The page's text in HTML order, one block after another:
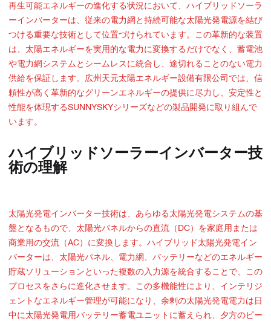
再生可能エネルギーの進化する状況において、ハイブリッドソーラ
ーインバーターは、従来の電力網と持続可能な太陽光発電源を結び
つける重要な技術として位置づけられています。この革新的な装置
は、太陽エネルギーを実用的な電力に変換するだけでなく、蓄電池
や電力網システムとシームレスに統合し、途切れることのない電力
供給を保証します。広州天元太陽エネルギー設備有限公司では、信
頼性が高く革新的なグリーンエネルギーの提供に尽力し、安定性と
性能を体現するSUNNYSKYシリーズなどの製品開発に取り組んで
います。
ハイブリッドソーラーインバーター技
術の理解
太陽光発電インバーター技術は、あらゆる太陽光発電システムの基
盤となるもので、太陽光パネルからの直流（DC）を家庭用または
商業用の交流（AC）に変換します。ハイブリッド太陽光発電イン
バーターは、太陽光パネル、電力網、バッテリーなどのエネルギー
貯蔵ソリューションといった複数の入力源を統合することで、この
プロセスをさらに進化させます。この多機能性により、インテリジ
ェントなエネルギー管理が可能になり、余剰の太陽光発電電力は日
中に太陽光発電用バッテリー蓄電ユニットに蓄えられ、夕方のピー